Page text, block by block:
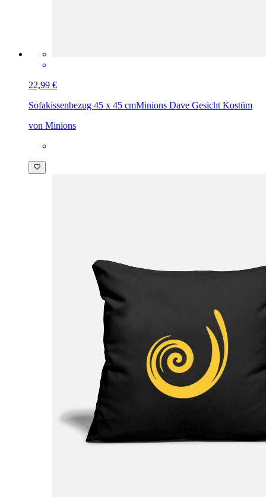
22,99 €
Sofakissenbezug 45 x 45 cmMinions Dave Gesicht Kostüm
von Minions